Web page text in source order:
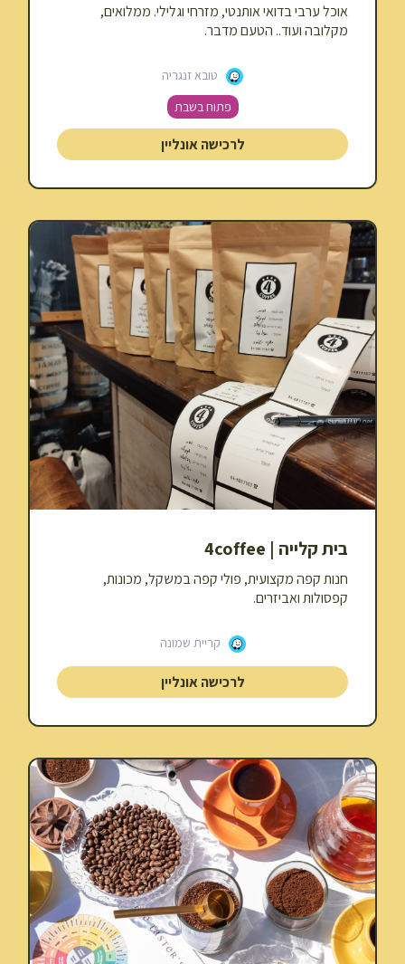
אוכל ערבי בדואי אותנטי, מזרחי וגלילי. ממלואים,
מקלובה ועוד.. הטעם מדבר.
טובא זנגריה
פתוח בשבת
לרכישה אונליין
בית קלייה | 4coffee
חנות קפה מקצועית, פולי קפה במשקל, מכונות,
קפסולות ואביזרים.
קריית שמונה
לרכישה אונליין